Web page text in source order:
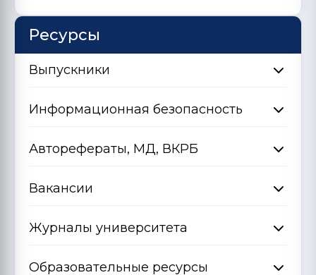
Ресурсы
Выпускники
Информационная безопасность
Авторефераты, МД, ВКРБ
Вакансии
Журналы университета
Образовательные ресурсы